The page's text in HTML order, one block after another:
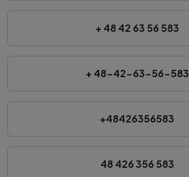
+ 48 42 63 56 583
+ 48-42-63-56-583
+48426356583
48 426 356 583